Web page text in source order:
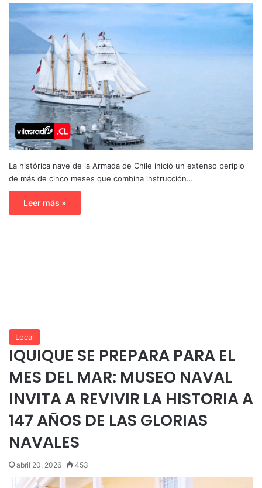
La histórica nave de la Armada de Chile inició un extenso periplo
de más de cinco meses que combina instrucción…
Leer más »
Local
IQUIQUE SE PREPARA PARA EL
MES DEL MAR: MUSEO NAVAL
INVITA A REVIVIR LA HISTORIA A
147 AÑOS DE LAS GLORIAS
NAVALES
abril 20, 2026 453